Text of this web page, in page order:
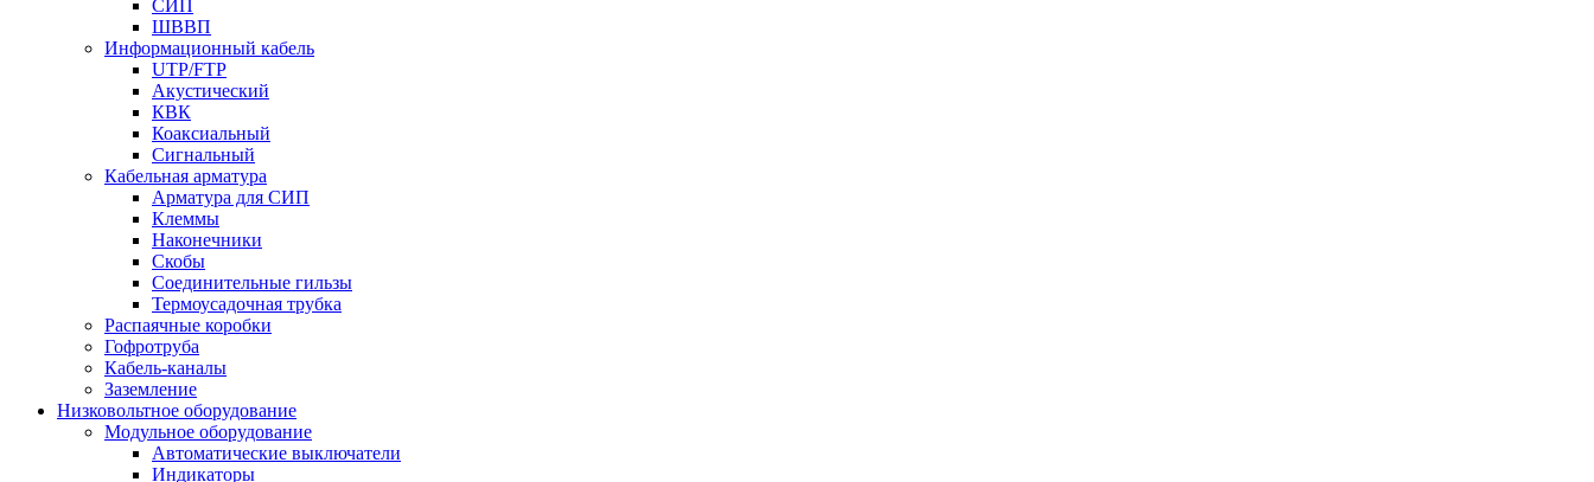
СИП
ШВВП
Информационный кабель
UTP/FTP
Акустический
КВК
Коаксиальный
Сигнальный
Кабельная арматура
Арматура для СИП
Клеммы
Наконечники
Скобы
Соединительные гильзы
Термоусадочная трубка
Распаячные коробки
Гофротруба
Кабель-каналы
Заземление
Низковольтное оборудование
Модульное оборудование
Автоматические выключатели
Индикаторы